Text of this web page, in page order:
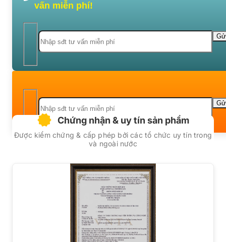
vấn miễn phí!
Chứng nhận & uy tín sản phẩm
Được kiểm chứng & cấp phép bởi các tổ chức uy tín trong
và ngoài nước